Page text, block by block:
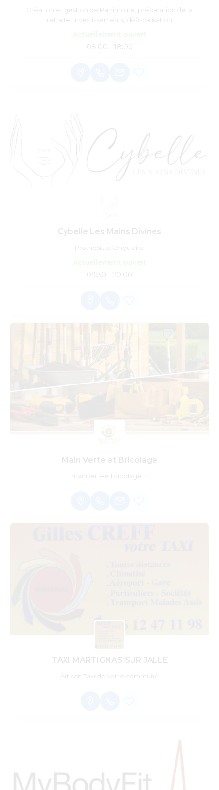
Création et gestion de Patrimoine, préparation de la
retraite, investissements, défiscalisation
08:00 - 18:00
Cybelle Les Mains Divines
Prothésiste Ongulaire
09:30 - 20:00
Main Verte et Bricolage
mainverteetbricolage.fr
TAXI MARTIGNAS SUR JALLE
Artisan Taxi de votre commune